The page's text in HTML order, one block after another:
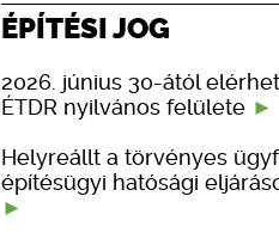
ÉPÍTÉSI JOG
2026. június 30-ától
ÉTDR nyilvános felülete
Helyreállt a törvényes
építésügyi hatósági